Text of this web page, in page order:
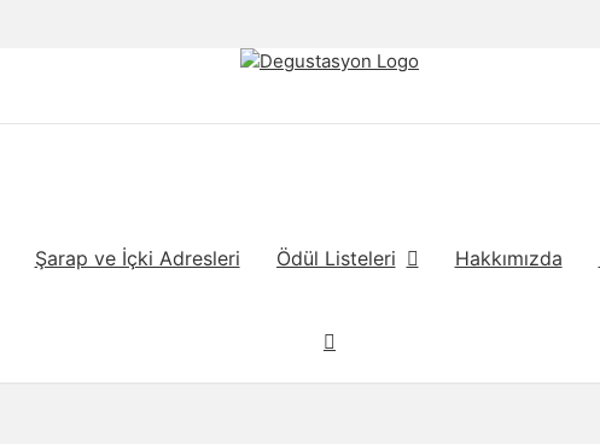
Şarap ve İçki Adresleri Ödül Listeleri Hakkımızda